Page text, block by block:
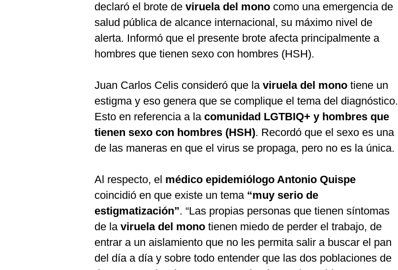
declaró el brote de viruela del mono como una emergencia de
salud pública de alcance internacional, su máximo nivel de
alerta. Informó que el presente brote afecta principalmente a
hombres que tienen sexo con hombres (HSH).
Juan Carlos Celis consideró que la viruela del mono tiene un
estigma y eso genera que se complique el tema del diagnóstico.
Esto en referencia a la comunidad LGTBIQ+ y hombres que
tienen sexo con hombres (HSH). Recordó que el sexo es una
de las maneras en que el virus se propaga, pero no es la única.
Al respecto, el médico epidemiólogo Antonio Quispe
coincidió en que existe un tema “muy serio de
estigmatización”. “Las propias personas que tienen síntomas
de la viruela del mono tienen miedo de perder el trabajo, de
entrar a un aislamiento que no les permita salir a buscar el pan
del día a día y sobre todo entender que las dos poblaciones de